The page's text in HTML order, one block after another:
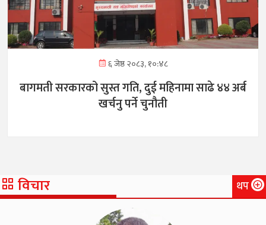
६ जेष्ठ २०८३, १०:४८
बागमती सरकारको सुस्त गति, दुई महिनामा साढे ४४ अर्ब
खर्चनु पर्ने चुनौती
विचार थप